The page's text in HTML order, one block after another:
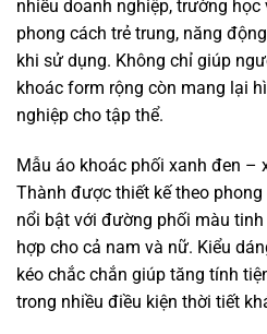
nhiều doanh nghiệp, trường
phong cách trẻ trung, năng
khi sử dụng. Không chỉ giúp
khoác form rộng còn mang lại
nghiệp cho tập thể.
Mẫu áo khoác phối xanh đen –
Thành được thiết kế theo
nổi bật với đường phối màu
hợp cho cả nam và nữ. Kiểu
kéo chắc chắn giúp tăng tính
trong nhiều điều kiện thời tiết